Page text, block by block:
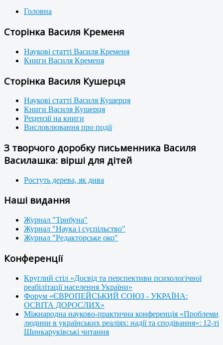
Головна
Сторінка Василя Кременя
Наукові статті Василя Кременя
Книги Василя Кременя
Сторінка Василя Кушерця
Наукові статті Василя Кушерця
Книги Василя Кушерця
Рецензії на книги
Висловлювання про події
З творчого доробку письменника Василя
Василашка: вірші для дітей
Ростуть дерева, як дива
Наші видання
Журнал "Трибуна"
Журнал "Наука і суспільство"
Журнал "Редакторське око"
Конференції
Круглий стіл «Досвід та перспективи психологічної
реабілітації населення України»
Форум «ЄВРОПЕЙСЬКИЙ СОЮЗ - УКРАЇНА:
ОСВІТА ДОРОСЛИХ»
Міжнародна науково-практична конференція «Проблеми
людини в українських реаліях: надії та сподівання»: 12-ті
Шинкаруківські читання